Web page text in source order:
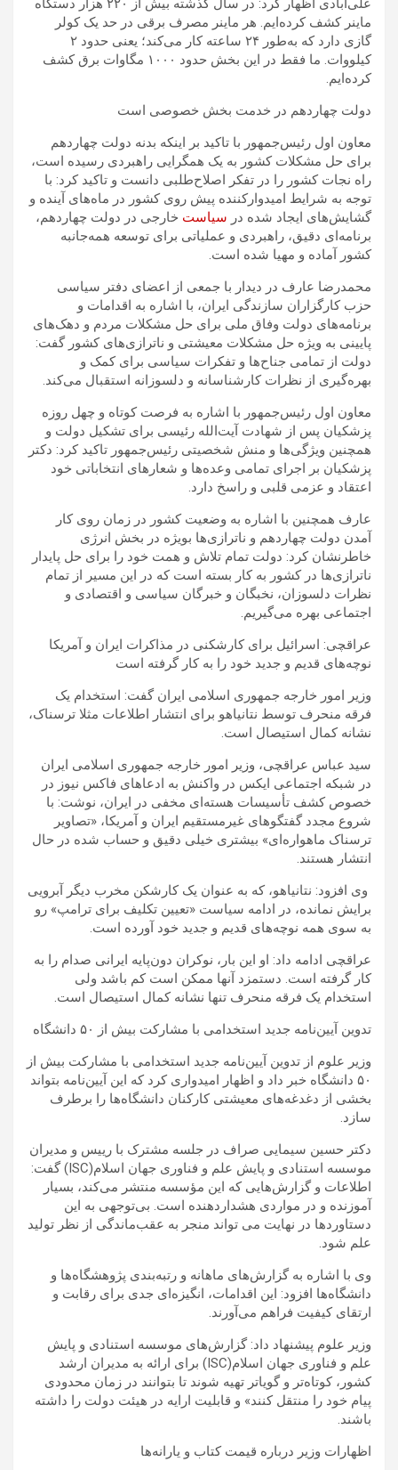
علی‌آبادی اظهار کرد: در سال گذشته بیش از ۲۲۰ هزار دستگاه
ماینر کشف کرده‌ایم. هر ماینر مصرف برقی در حد یک کولر
گازی دارد که به‌طور ۲۴ ساعته کار می‌کند؛ یعنی حدود ۲
کیلووات. ما فقط در این بخش حدود ۱۰۰۰ مگاوات برق کشف
کرده‌ایم.
دولت چهاردهم در خدمت بخش خصوصی است
معاون اول رئیس‌جمهور با تاکید بر اینکه بدنه دولت چهاردهم
برای حل مشکلات کشور به یک همگرایی راهبردی رسیده است،
راه نجات کشور را در تفکر اصلاح‌طلبی دانست و تاکید کرد: با
توجه به شرایط امیدوارکننده پیش روی کشور در ماه‌های آینده و
گشایش‌های ایجاد شده در سیاست خارجی در دولت چهاردهم،
برنامه‌ای دقیق، راهبردی و عملیاتی برای توسعه همه‌جانبه
کشور آماده و مهیا شده است.
محمدرضا عارف در دیدار با جمعی از اعضای دفتر سیاسی
حزب کارگزاران سازندگی ایران، با اشاره به اقدامات و
برنامه‌های دولت وفاق ملی برای حل مشکلات مردم و دهک‌های
پایینی به ویژه حل مشکلات معیشتی و ناترازی‌های کشور گفت:
دولت از تمامی جناح‌ها و تفکرات سیاسی برای کمک و
بهره‌گیری از نظرات کارشناسانه و دلسوزانه استقبال می‌کند.
معاون اول رئیس‌جمهور با اشاره به فرصت کوتاه و چهل روزه
پزشکیان پس از شهادت آیت‌الله رئیسی برای تشکیل دولت و
همچنین ویژگی‌ها و منش شخصیتی رئیس‌جمهور تاکید کرد: دکتر
پزشکیان بر اجرای تمامی وعده‌ها و شعارهای انتخاباتی خود
اعتقاد و عزمی قلبی و راسخ دارد.
عارف همچنین با اشاره به وضعیت کشور در زمان روی کار
آمدن دولت چهاردهم و ناترازی‌ها بویژه در بخش‌ انرژی
خاطرنشان کرد: دولت تمام تلاش و همت خود را برای حل پایدار
ناترازی‌ها در کشور به کار بسته است که در این مسیر از تمام
نظرات دلسوزان، نخبگان و خبرگان سیاسی و اقتصادی و
اجتماعی بهره می‌گیریم.
عراقچی: اسرائیل برای کارشکنی در مذاکرات ایران و آمریکا
نوچه‌های قدیم و جدید خود را به کار گرفته است
وزیر امور خارجه جمهوری اسلامی ایران گفت: استخدام یک
فرقه منحرف توسط نتانیاهو برای انتشار اطلاعات مثلا ترسناک،
نشانه کمال استیصال است.
سید عباس عراقچی، وزیر امور خارجه جمهوری اسلامی ایران
در شبکه اجتماعی ایکس در واکنش به ادعاهای فاکس نیوز در
خصوص کشف تأسیسات هسته‌ای مخفی در ایران، نوشت: با
شروع مجدد گفتگوهای غیرمستقیم ایران و آمریکا، «تصاویر
ترسناک ماهواره‌ای» بیشتری خیلی دقیق و حساب شده در حال
انتشار هستند.
وی افزود: نتانیاهو، که به عنوان یک کارشکن مخرب دیگر آبرویی
برایش نمانده، در ادامه سیاست «تعیین تکلیف برای ترامپ» رو
به سوی همه نوچه‌های قدیم و جدید خود آورده است.
عراقچی ادامه داد: او این بار، نوکران دون‌پایه ایرانی صدام را به
کار گرفته است. دستمزد آنها ممکن است کم باشد ولی
استخدام یک فرقه منحرف تنها نشانه کمال استیصال است.
تدوین آیین‌نامه جدید استخدامی با مشارکت بیش از ۵۰ دانشگاه
وزیر علوم از تدوین آیین‌نامه جدید استخدامی با مشارکت بیش از
۵۰ دانشگاه خبر داد و اظهار امیدواری کرد که این آیین‌نامه بتواند
بخشی از دغدغه‌های معیشتی کارکنان دانشگاه‌ها را برطرف
سازد.
دکتر حسین سیمایی صراف در جلسه مشترک با رییس و مدیران
موسسه استنادی و پایش علم و فناوری جهان اسلام(ISC) گفت:
اطلاعات و گزارش‌هایی که این مؤسسه منتشر می‌کند، بسیار
آموزنده و در مواردی هشداردهنده است. بی‌توجهی به این
دستاوردها در نهایت می تواند منجر به عقب‌ماندگی از نظر تولید
علم شود.
وی با اشاره به گزارش‌های ماهانه و رتبه‌بندی پژوهشگاه‌ها و
دانشگاه‌ها افزود: این اقدامات، انگیزه‌ای جدی برای رقابت و
ارتقای کیفیت فراهم می‌آورند.
وزیر علوم پیشنهاد داد: گزارش‌های موسسه استنادی و پایش
علم و فناوری جهان اسلام(ISC) برای ارائه به مدیران ارشد
کشور، کوتاه‌تر و گویاتر تهیه شوند تا بتوانند در زمان محدودی
پیام خود را منتقل کنند» و قابلیت ارایه در هیئت دولت را داشته
باشند.
اظهارات وزیر درباره قیمت کتاب و یارانه‌ها